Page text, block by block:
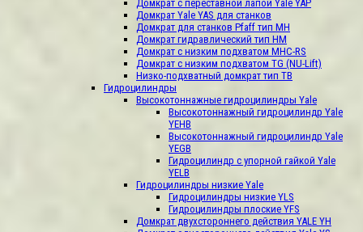
Домкрат с переставной лапой Yale YAР
Домкрат Yale YAS для станков
Домкрат для станков Pfaff тип МН
Домкрат гидравлический тип HМ
Домкрат с низким подхватом MHC-RS
Домкрат с низким подхватом ТG (NU-Lift)
Низко-подхватный домкрат тип TB
Гидроцилиндры
Высокотоннажные гидроцилиндры Yale
Высокотоннажный гидроцилиндр Yale
YEHB
Высокотоннажный гидроцилиндр Yale
YEGB
Гидроцилиндр с упорной гайкой Yale
YELB
Гидроцилиндры низкие Yale
Гидроцилиндры низкие YLS
Гидроцилиндры плоские YFS
Домкрат двухстороннего действия YALE YH